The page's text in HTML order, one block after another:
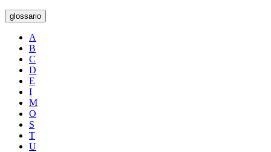
glossario
A
B
C
D
E
I
M
O
S
T
U